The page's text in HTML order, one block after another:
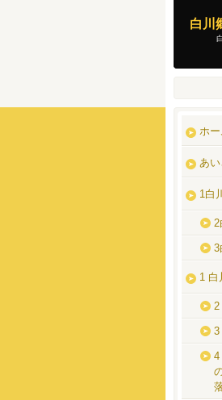
白川
白川
ホ
あ
1白
2
3
1 白
2
3
4